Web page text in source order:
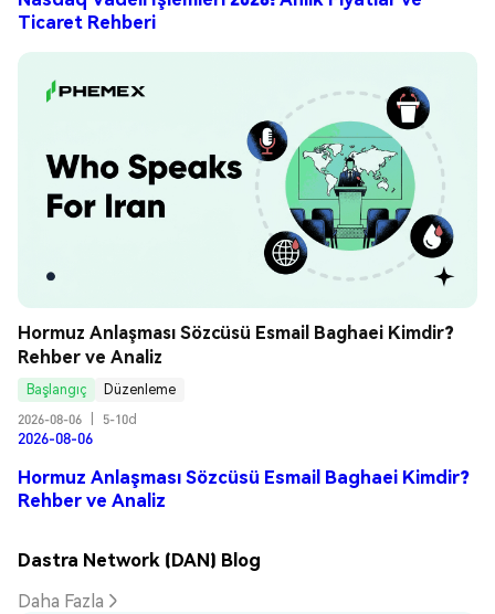
Ticaret Rehberi
Hormuz Anlaşması Sözcüsü Esmail Baghaei Kimdir?
Rehber ve Analiz
Başlangıç
Düzenleme
2026-08-06
5-10d
2026-08-06
Hormuz Anlaşması Sözcüsü Esmail Baghaei Kimdir?
Rehber ve Analiz
Dastra Network (DAN) Blog
Daha Fazla